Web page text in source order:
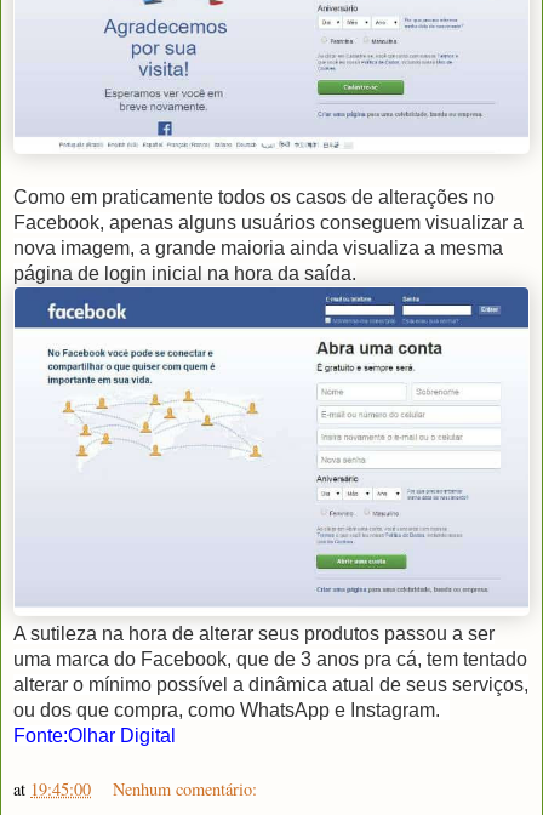
Como em praticamente todos os casos de alterações no
Facebook, apenas alguns usuários conseguem visualizar a
nova imagem, a grande maioria ainda visualiza a mesma
página de login inicial na hora da saída.
A sutileza na hora de alterar seus produtos passou a ser
uma marca do Facebook, que de 3 anos pra cá, tem tentado
alterar o mínimo possível a dinâmica atual de seus serviços,
ou dos que compra, como WhatsApp e Instagram.
Fonte:Olhar Digital
at 19:45:00 Nenhum comentário: